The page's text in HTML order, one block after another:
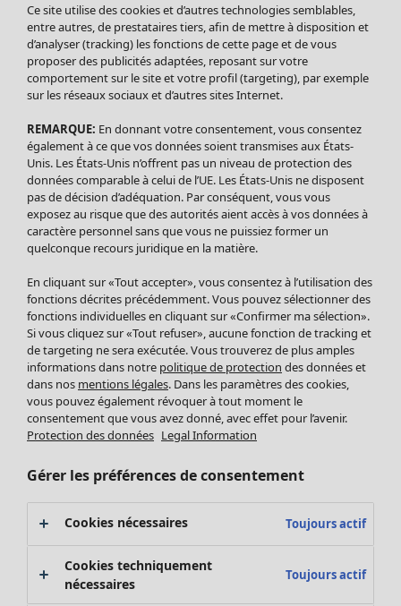
Soldes Vêtements
Tous les vêtements
Robes
Tuniques
Blouses
Tops
Gilets
Pantalon
Jupes
Leggings et collants
Accessoires
Chaussures
Vêtements de bain
Basics
Soldes Mobilier
Bonnes affaires déco
Décoration
Textiles
Tapis
Éponge
Ce site utilise des cookies et d’autres technologies semblables,
entre autres, de prestataires tiers, afin de mettre à disposition et
d’analyser (tracking) les fonctions de cette page et de vous
proposer des publicités adaptées, reposant sur votre
comportement sur le site et votre profil (targeting), par exemple
sur les réseaux sociaux et d’autres sites Internet.
REMARQUE: En donnant votre consentement, vous consentez
également à ce que vos données soient transmises aux États-
Unis. Les États-Unis n’offrent pas un niveau de protection des
données comparable à celui de l’UE. Les États-Unis ne disposent
pas de décision d’adéquation. Par conséquent, vous vous
exposez au risque que des autorités aient accès à vos données à
caractère personnel sans que vous ne puissiez former un
quelconque recours juridique en la matière.
En cliquant sur «Tout accepter», vous consentez à l’utilisation des
fonctions décrites précédemment. Vous pouvez sélectionner des
fonctions individuelles en cliquant sur «Confirmer ma sélection».
Si vous cliquez sur «Tout refuser», aucune fonction de tracking et
de targeting ne sera exécutée. Vous trouverez de plus amples
informations dans notre politique de protection des données et
dans nos mentions légales. Dans les paramètres des cookies,
vous pouvez également révoquer à tout moment le
consentement que vous avez donné, avec effet pour l’avenir.
Protection des données Legal Information
Gérer les préférences de consentement
Cookies nécessaires Toujours actif
Cookies techniquement
nécessaires
Toujours actif